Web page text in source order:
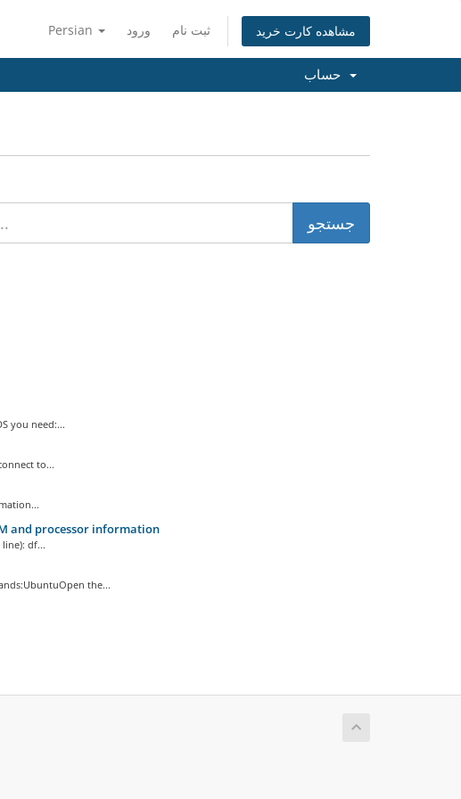
Persian ورود ثبت نام مشاهده کارت خرید
you need:...
to...
and processor information
df...
the...